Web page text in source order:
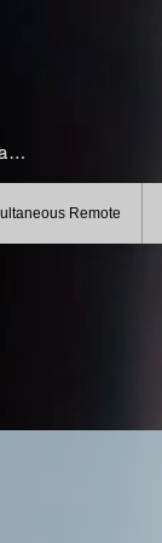
Subscribe for information and news
Remote